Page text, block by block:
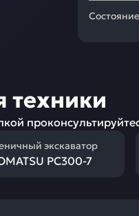
Состояние
техники
экскаватор
PC300-7